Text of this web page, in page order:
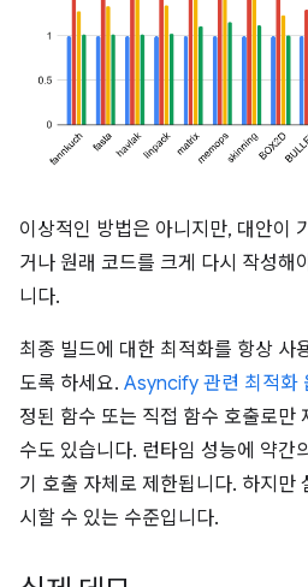
이상적인 방법은 아니지만, 대안이
거나 원래 코드를 크게 다시 작성해
니다.
최종 빌드에 대한 최적화를 항상 사
도록 하세요. Asyncify 관련 최적화
정된 함수 또는 직접 함수 호출로만
수도 있습니다. 런타임 성능에 약간
기 호출 자체로 제한됩니다. 하지만
시할 수 있는 수준입니다.